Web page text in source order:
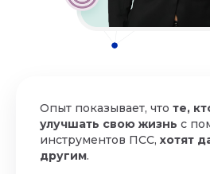
Опыт показывает, что те,
улучшать свою жизнь с
инструментов ПСС, хотят
другим.